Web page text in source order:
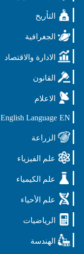
التأريخ
الجغرافية
الادارة والاقتصاد
القانون
الاعلام
EN
English Language
الزراعة
علم الفيزياء
علم الكيمياء
علم الأحياء
الرياضيات
الهندسة